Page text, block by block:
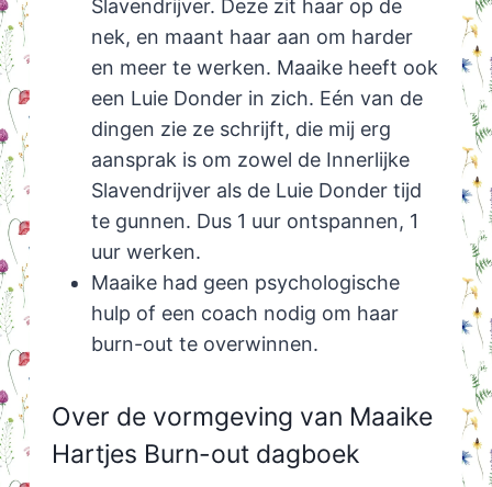
Slavendrijver. Deze zit haar op de
nek, en maant haar aan om harder
en meer te werken. Maaike heeft ook
een Luie Donder in zich. Eén van de
dingen zie ze schrijft, die mij erg
aansprak is om zowel de Innerlijke
Slavendrijver als de Luie Donder tijd
te gunnen. Dus 1 uur ontspannen, 1
uur werken.
Maaike had geen psychologische
hulp of een coach nodig om haar
burn-out te overwinnen.
Over de vormgeving van Maaike
Hartjes Burn-out dagboek